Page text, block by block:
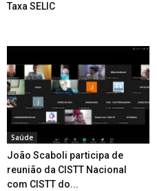
Taxa SELIC
Saúde
João Scaboli participa de
reunião da CISTT Nacional
com CISTT do...